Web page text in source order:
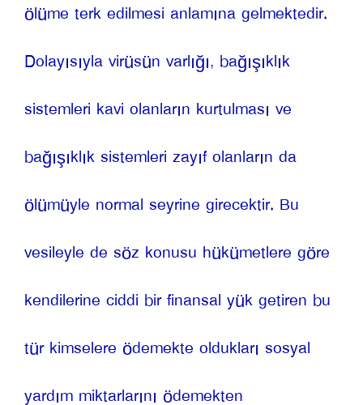
ölüme terk edilmesi anlamına gelmektedir.
Dolayısıyla virüsün varlığı, bağışıklık
sistemleri kavi olanların kurtulması ve
bağışıklık sistemleri zayıf olanların da
ölümüyle normal seyrine girecektir. Bu
vesileyle de söz konusu hükümetlere göre
kendilerine ciddi bir finansal yük getiren bu
tür kimselere ödemekte oldukları sosyal
yardım miktarlarını ödemekten